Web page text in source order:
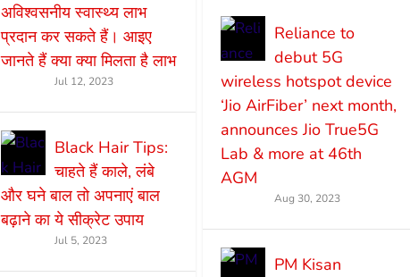
अविश्वसनीय स्वास्थ्य लाभ
प्रदान कर सकते हैं। आइए
जानते हैं क्या क्या मिलता है लाभ
Jul 12, 2023
Black Hair Tips:
चाहते हैं काले, लंबे
और घने बाल तो अपनाएं बाल
बढ़ाने का ये सीक्रेट उपाय
Jul 5, 2023
Reliance to
debut 5G
wireless hotspot device
‘Jio AirFiber’ next month,
announces Jio True5G
Lab & more at 46th
AGM
Aug 30, 2023
PM Kisan